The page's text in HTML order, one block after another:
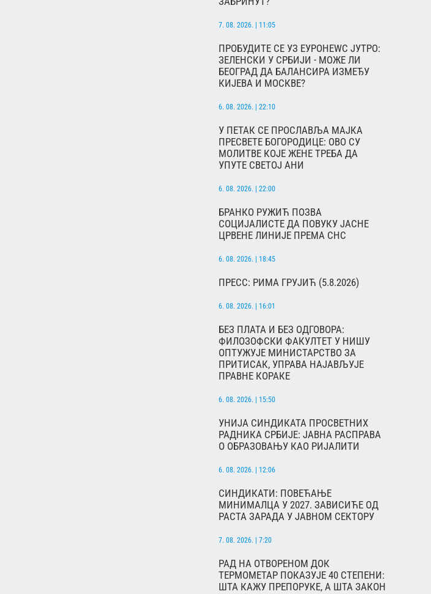
7. 08. 2026. | 11:05
ПРОБУДИТЕ СЕ УЗ ЕУРОНЕWС ЈУТРО:
ЗЕЛЕНСКИ У СРБИЈИ - МОЖЕ ЛИ
БЕОГРАД ДА БАЛАНСИРА ИЗМЕЂУ
КИЈЕВА И МОСКВЕ?
6. 08. 2026. | 22:10
У ПЕТАК СЕ ПРОСЛАВЉА МАЈКА
ПРЕСВЕТЕ БОГОРОДИЦЕ: ОВО СУ
МОЛИТВЕ КОЈЕ ЖЕНЕ ТРЕБА ДА
УПУТЕ СВЕТОЈ АНИ
6. 08. 2026. | 22:00
БРАНКО РУЖИЋ ПОЗВА
СОЦИЈАЛИСТЕ ДА ПОВУКУ ЈАСНЕ
ЦРВЕНЕ ЛИНИЈЕ ПРЕМА СНС
6. 08. 2026. | 18:45
ПРЕСС: РИМА ГРУЈИЋ (5.8.2026)
6. 08. 2026. | 16:01
БЕЗ ПЛАТА И БЕЗ ОДГОВОРА:
ФИЛОЗОФСКИ ФАКУЛТЕТ У НИШУ
ОПТУЖУЈЕ МИНИСТАРСТВО ЗА
ПРИТИСАК, УПРАВА НАЈАВЉУЈЕ
ПРАВНЕ КОРАКЕ
6. 08. 2026. | 15:50
УНИЈА СИНДИКАТА ПРОСВЕТНИХ
РАДНИКА СРБИЈЕ: ЈАВНА РАСПРАВА
О ОБРАЗОВАЊУ КАО РИЈАЛИТИ
6. 08. 2026. | 12:06
СИНДИКАТИ: ПОВЕЋАЊЕ
МИНИМАЛЦА У 2027. ЗАВИСИЋЕ ОД
РАСТА ЗАРАДА У ЈАВНОМ СЕКТОРУ
7. 08. 2026. | 7:20
РАД НА ОТВОРЕНОМ ДОК
ТЕРМОМЕТАР ПОКАЗУЈЕ 40 СТЕПЕНИ:
ШТА КАЖУ ПРЕПОРУКЕ, А ШТА ЗАКОН